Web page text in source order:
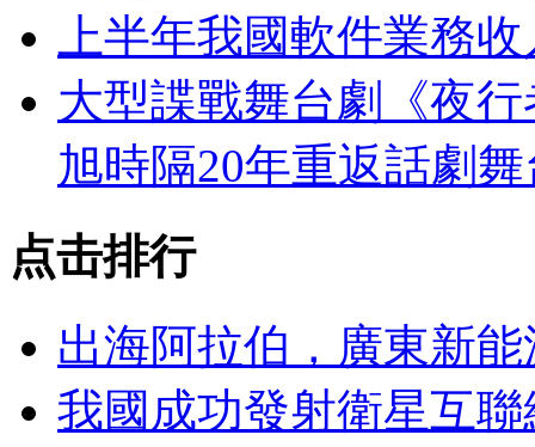
上半年我國軟件業務
大型諜戰舞台劇《夜
旭時隔20年重返話劇
点击排行
出海阿拉伯，廣東新
我國成功發射衛星互